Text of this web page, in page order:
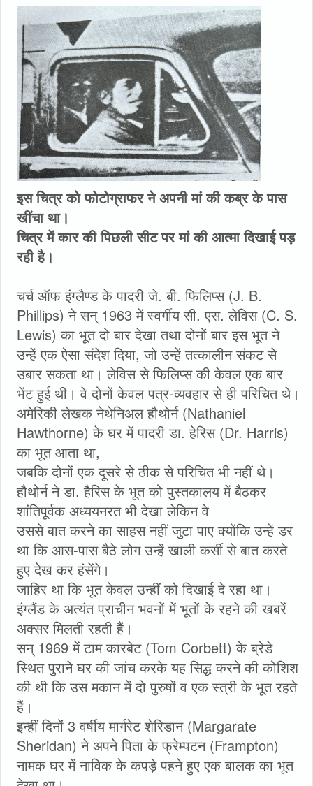
इस चित्र को फोटोग्राफर ने अपनी मां की कब्र के पास
खींचा था।
चित्र में कार की पिछली सीट पर मां की आत्मा दिखाई पड़
रही है।
चर्च ऑफ इंग्लैण्ड के पादरी जे. बी. फिलिप्स (J. B.
Phillips) ने सन् 1963 में स्वर्गीय सी. एस. लेविस (C. S.
Lewis) का भूत दो बार देखा तथा दोनों बार इस भूत ने
उन्हें एक ऐसा संदेश दिया, जो उन्हें तत्कालीन संकट से
उबार सकता था। लेविस से फिलिप्स की केवल एक बार
भेंट हुई थी। वे दोनों केवल पत्र-व्यवहार से ही परिचित थे।
अमेरिकी लेखक नेथेनिअल हौथोर्न (Nathaniel
Hawthorne) के घर में पादरी डा. हेरिस (Dr. Harris)
का भूत आता था,
जबकि दोनों एक दूसरे से ठीक से परिचित भी नहीं थे।
हौथोर्न ने डा. हैरिस के भूत को पुस्तकालय में बैठकर
शांतिपूर्वक अध्ययनरत भी देखा लेकिन वे
उससे बात करने का साहस नहीं जुटा पाए क्योंकि उन्हें डर
था कि आस-पास बैठे लोग उन्हें खाली कर्सी से बात करते
हुए देख कर हंसेंगे।
जाहिर था कि भूत केवल उन्हीं को दिखाई दे रहा था।
इंग्लैंड के अत्यंत प्राचीन भवनों में भूतों के रहने की खबरें
अक्सर मिलती रहती हैं।
सन् 1969 में टाम कारबेट (Tom Corbett) के ब्रेडे
स्थित पुराने घर की जांच करके यह सिद्ध करने की कोशिश
की थी कि उस मकान में दो पुरुषों व एक स्त्री के भूत रहते
हैं।
इन्हीं दिनों 3 वर्षीय मार्गरेट शेरिडान (Margarate
Sheridan) ने अपने पिता के फ्रेम्पटन (Frampton)
नामक घर में नाविक के कपड़े पहने हुए एक बालक का भूत